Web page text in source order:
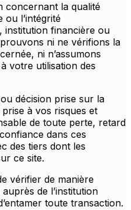
concernant la qualité
ou l’intégrité
institution financière ou
ni ne vérifions la
ni n’assumons
votre utilisation des
décision prise sur la
à vos risques et
de toute perte, retard
dans ces
des tiers dont les
ce site.
vérifier de manière
de l’institution
toute transaction.